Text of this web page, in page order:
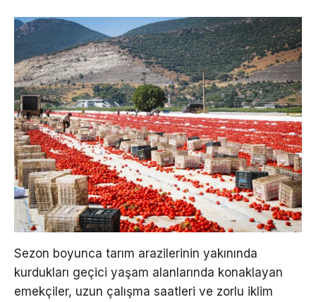
Sezon boyunca tarım arazilerinin yakınında
kurdukları geçici yaşam alanlarında konaklayan
emekçiler, uzun çalışma saatleri ve zorlu iklim